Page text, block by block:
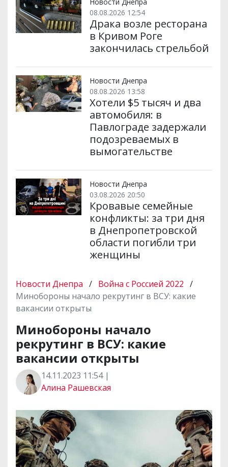
08.08.2026 12:54
Драка возле ресторана
в Кривом Роге
закончилась стрельбой
Новости Днепра
08.08.2026 13:58
Хотели $5 тысяч и два
автомобиля: в
Павлограде задержали
подозреваемых в
вымогательстве
Новости Днепра
03.08.2026 20:50
Кровавые семейные
конфликты: за три дня
в Днепропетровской
области погибли три
женщины
Новости Днепра / Война с Россией 2022 /
Минобороны начало рекрутинг в ВСУ: какие
вакансии открыты
Минобороны начало
рекрутинг в ВСУ: какие
вакансии открыты
14.11.2023 11:54 |
Алина Рашевская